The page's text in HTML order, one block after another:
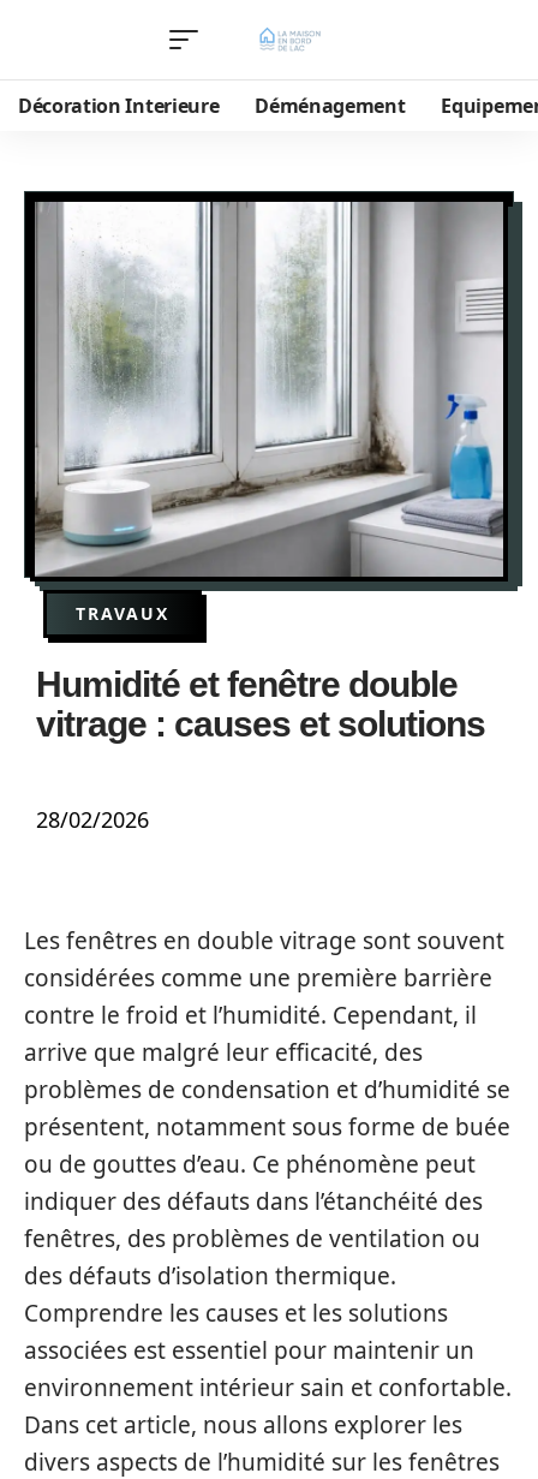
Décoration Interieure Déménagement
TRAVAUX
Humidité et fenêtre double
vitrage : causes et solutions
28/02/2026
Les fenêtres en double vitrage sont souvent
considérées comme une première barrière
contre le froid et l’humidité. Cependant, il
arrive que malgré leur efficacité, des
problèmes de condensation et d’humidité se
présentent, notamment sous forme de buée
ou de gouttes d’eau. Ce phénomène peut
indiquer des défauts dans l’étanchéité des
fenêtres, des problèmes de ventilation ou
des défauts d’isolation thermique.
Comprendre les causes et les solutions
associées est essentiel pour maintenir un
environnement intérieur sain et confortable.
Dans cet article, nous allons explorer les
divers aspects de l’humidité sur les fenêtres